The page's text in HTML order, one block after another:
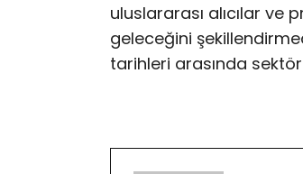
uluslararası alıcılar
geleceğini
tarihleri arasında